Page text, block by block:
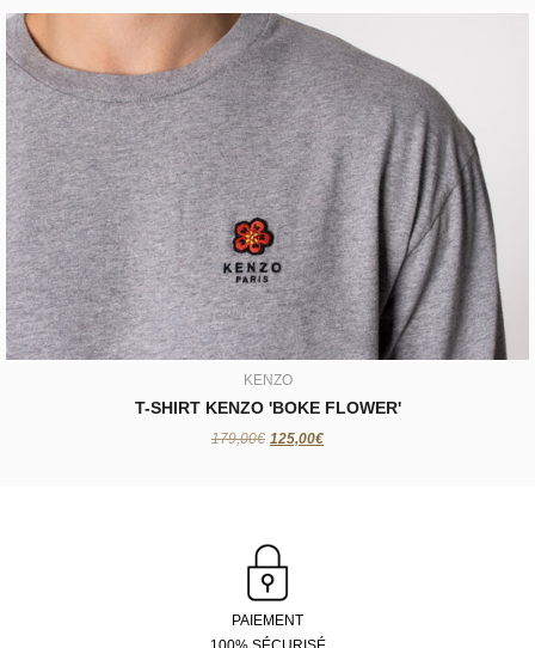
KENZO
T-SHIRT KENZO 'BOKE FLOWER'
179,00€ 125,00€
KENZO
T-SHIRT KENZO 'BOKE FLOWER'
125,00€
PAIEMENT